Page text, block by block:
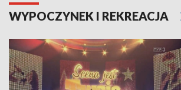
WYPOCZYNEK I REKREACJA